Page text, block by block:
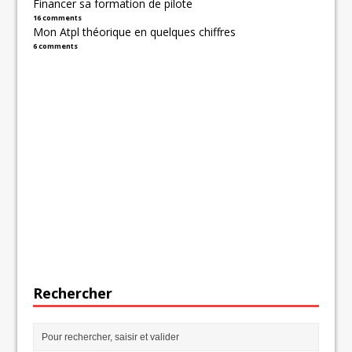
Financer sa formation de pilote
16 comments
Mon Atpl théorique en quelques chiffres
6 comments
Rechercher